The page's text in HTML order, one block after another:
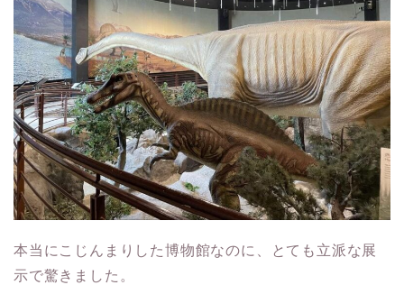
本当にこじんまりした博物館なのに、とても立派な展
示で驚きました。